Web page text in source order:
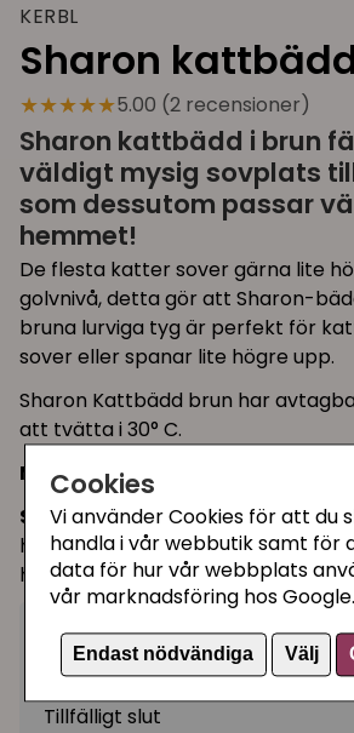
Cookies
Vi använder Cookies för att du
handla i vår webbutik samt för
data för hur vår webbplats
vår marknadsföring hos Google.
Endast nödvändiga Välj
KERBL
Sharon
★★★★★5.00 (2 recensioner)
Sharon kattbädd i brun
väldigt mysig sovplats
som dessutom passar
hemmet!
De flesta katter sover gärna lite
golvnivå, detta gör att Sharon-
bruna lurviga tyg är perfekt för
sover eller spanar lite högre upp.
Sharon Kattbädd brun har
att tvätta i 30° C.
Material:100 % polyester
Storlek:Ø 50 cm
höjd framkant: 23 cm
höjd bakkant: 39 cm
299 kr
Tillfälligt slut